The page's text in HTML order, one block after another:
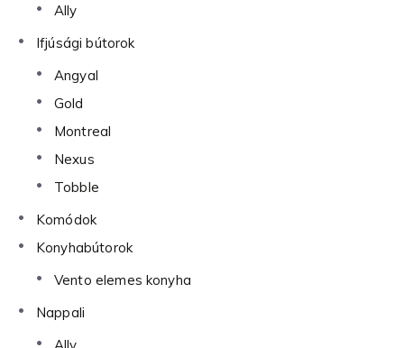
Ally
Ifjúsági bútorok
Angyal
Gold
Montreal
Nexus
Tobble
Komódok
Konyhabútorok
Vento elemes konyha
Nappali